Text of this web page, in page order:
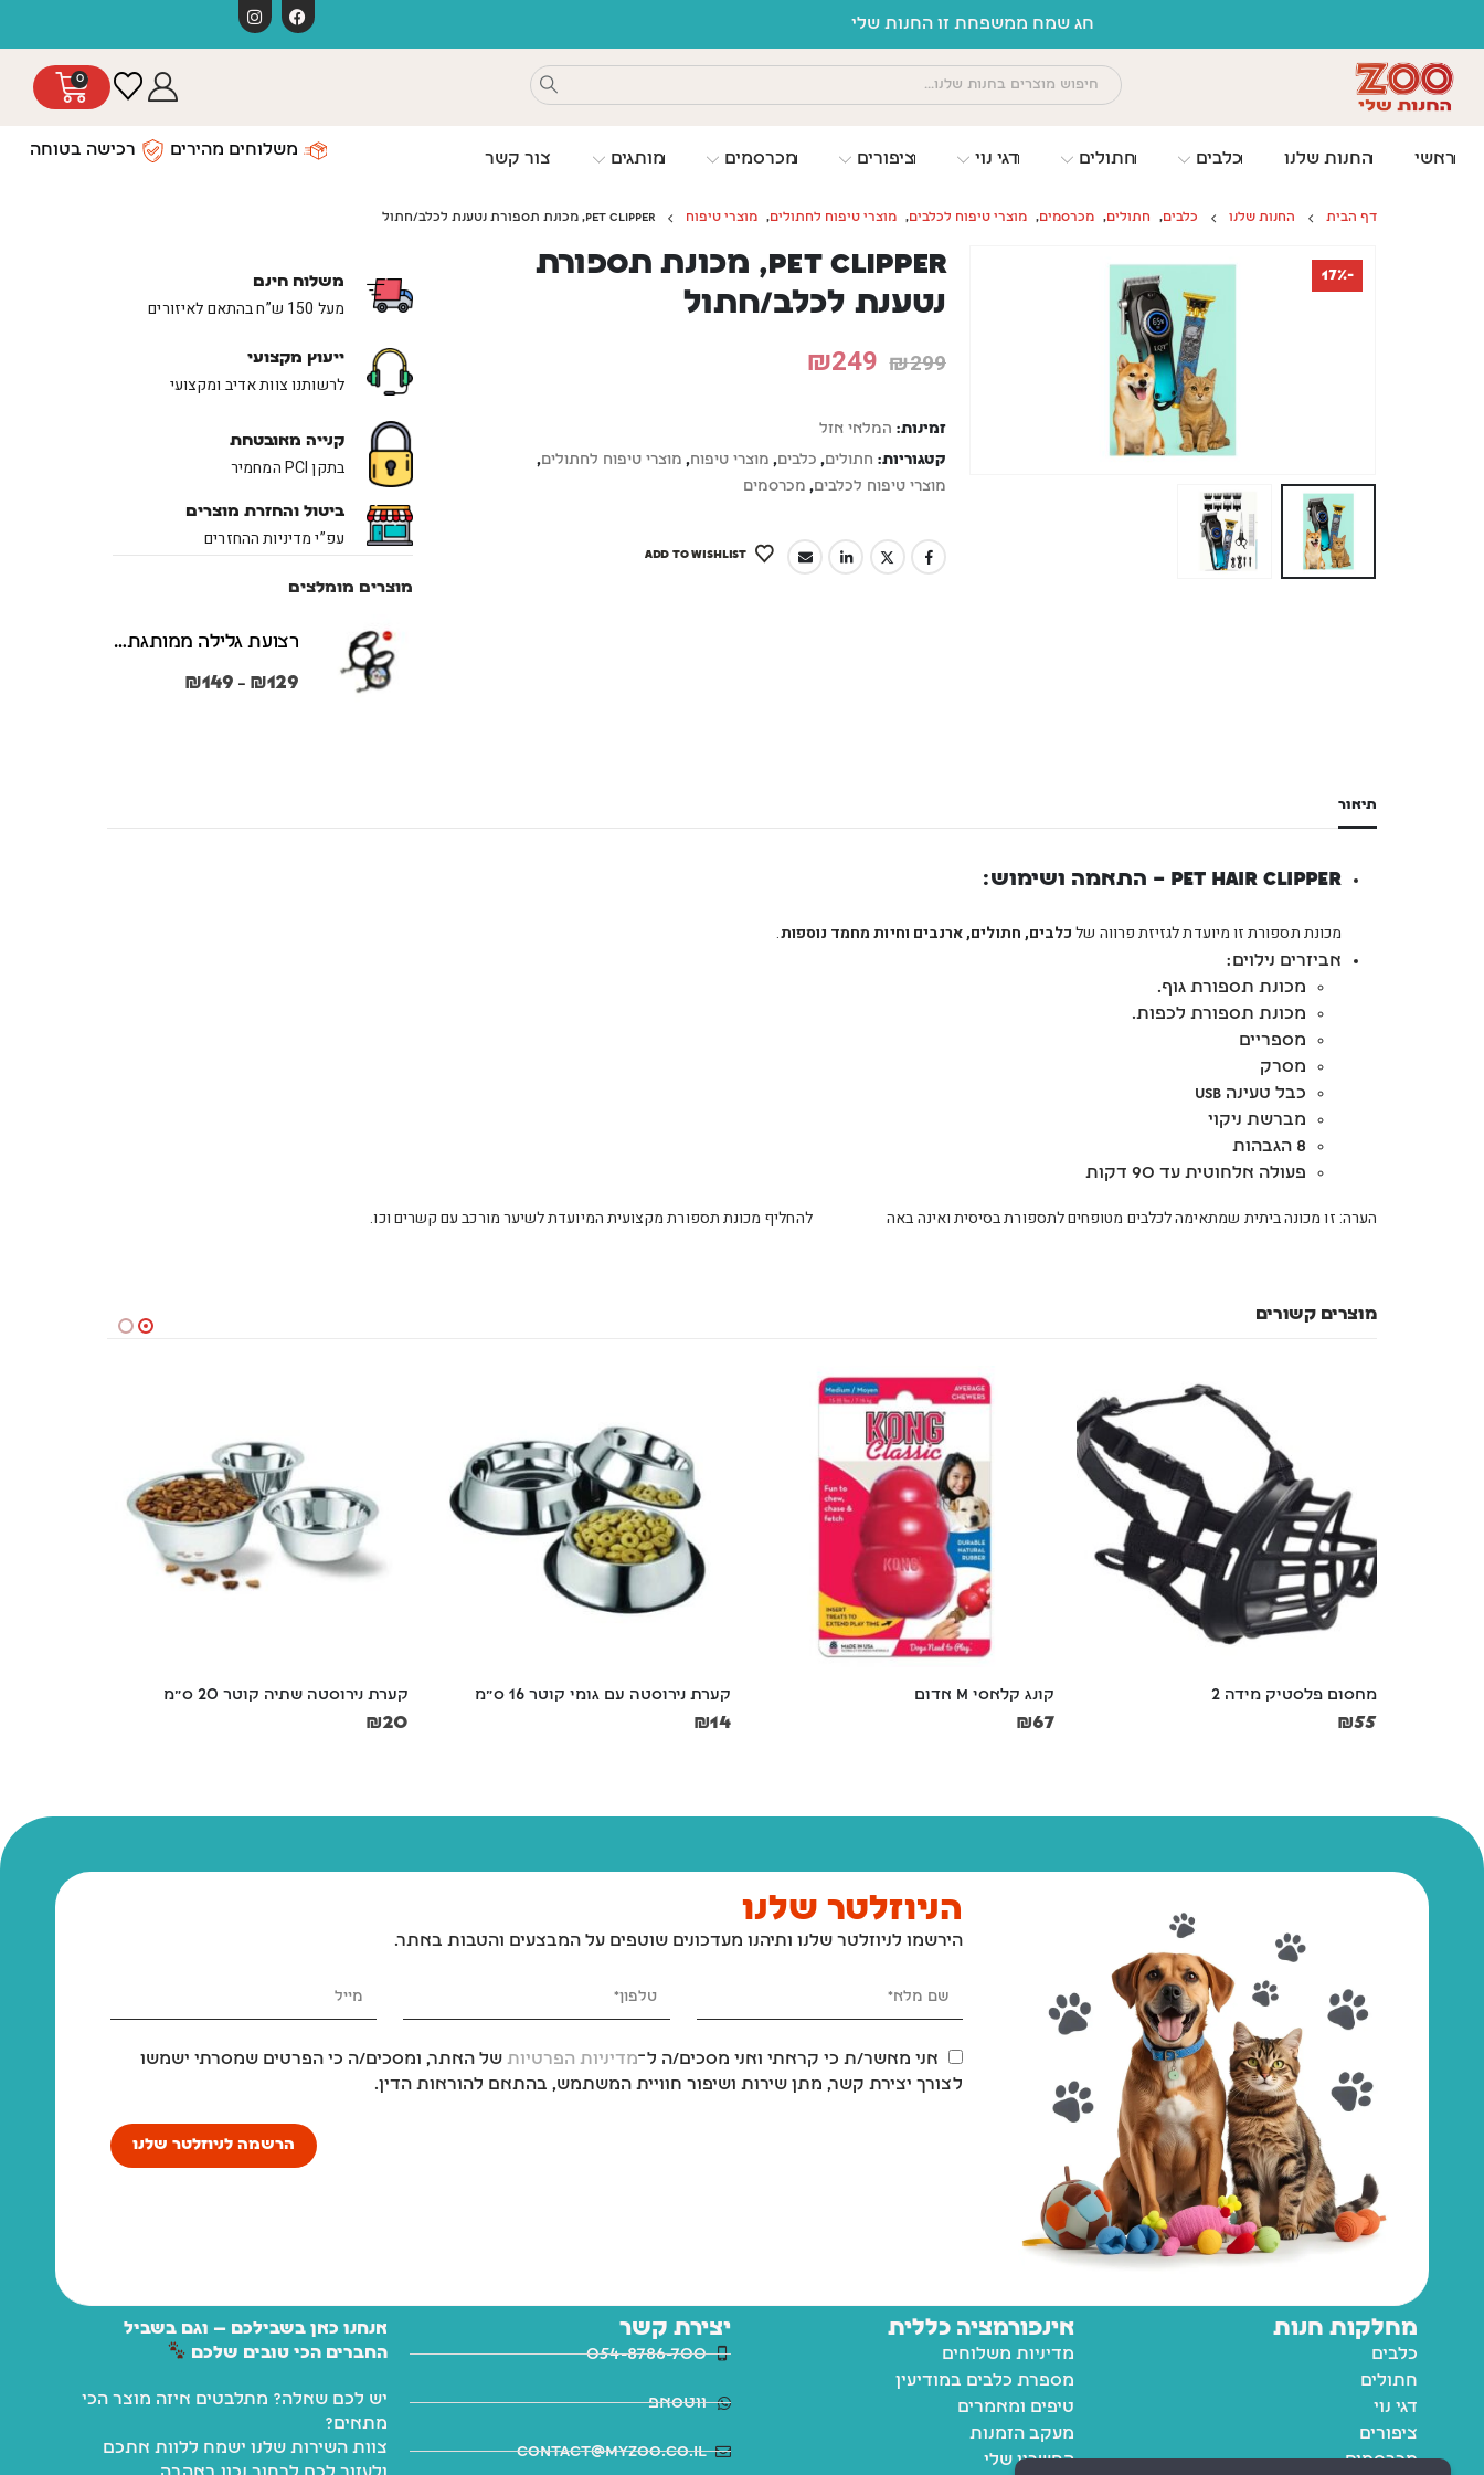
חג שמח ממשפחת זו החנות שלי
0
ראשי החנות שלנו כלבים חתולים דגי נוי ציפורים מכרסמים מותגים צור קשר משלוחים מהירים רכישה בטוחה
דף הבית החנות שלנו כלבים, חתולים, מכרסמים, מוצרי טיפוח לכלבים, מוצרי טיפוח לחתולים, מוצרי טיפוח PET CLIPPER, מכונת תספורת נטענת לכלב/חתול
-17%
PET CLIPPER, מכונת תספורת
נטענת לכלב/חתול
₪299
₪249
זמינות: המלאי אזל
קטגוריות: חתולים, כלבים, מוצרי טיפוח, מוצרי טיפוח לחתולים,
מוצרי טיפוח לכלבים, מכרסמים
ADD TO WISHLIST
משלוח חינם
מעל 150 ש”ח בהתאם לאיזורים
ייעוץ מקצועי
לרשותנו צוות אדיב ומקצועי
קנייה מאובטחת
בתקן PCI המחמיר
ביטול והחזרת מוצרים
עפ”י מדיניות ההחזרים
מוצרים מומלצים
רצועת גלילה ממותגת משני הצדדים צבע שחור במידות S + M
₪129
–
₪149
תיאור
Pet Hair Clipper – התאמה ושימוש:
מכונת תספורת זו מיועדת לגזיזת פרווה שלכלבים, חתולים, ארנבים וחיות מחמד נוספות.
אביזרים נילוים:
מכונת תספורת גוף.
מכונת תספורת לכפות.
מספריים
מסרק
כבל טעינה USB
מברשת ניקוי
8 הגבהות
פעולה אלחוטית עד 90 דקות
הערה: זו מכונה ביתית שמתאימה לכלבים מטופחים לתספורת בסיסית ואינה באה להחליף מכונת תספורת מקצועית המיועדת לשיער מורכב עם קשרים וכו.
מוצרים קשורים
קונג קלאסי M אדום
₪67
קערת נירוסטה עם גומי קוטר 16 ס"מ
₪14
קערת נירוסטה שתיה קוטר 20 ס"מ
₪20
קערת נירוסטה שתיה 4 קוטר 25 ס"מ
₪25
הניוזלטר שלנו
הירשמו לניוזלטר שלנו ותיהנו מעדכונים שוטפים על המבצעים והטבות באתר.
אני מאשר/ת כי קראתי ואני מסכים/ה ל־מדיניות הפרטיות של האתר, ומסכים/ה כי הפרטים שמסרתי ישמשו
לצורך יצירת קשר, מתן שירות ושיפור חוויית המשתמש, בהתאם להוראות הדין.
הרשמה לניוזלטר שלנו
מחלקות חנות
כלבים
חתולים
דגי נוי
ציפורים
מכרסמים
אינפורמציה כללית
מדיניות משלוחים
מספרת כלבים במודיעין
טיפים ומאמרים
מעקב הזמנות
החשבון שלי
יצירת קשר
054-8786-700
ווטסאפ
contact@myzoo.co.il
אנחנו כאן בשבילכם — וגם בשביל
החברים הכי טובים שלכם
יש לכם שאלה? מתלבטים איזה מוצר הכי
מתאים?
צוות השירות שלנו ישמח ללוות אתכם